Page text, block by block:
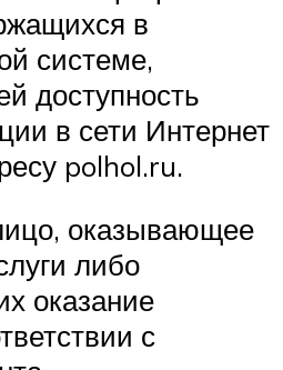
в
системе,
доступность
в сети Интернет
polhol.ru.
оказывающее
либо
оказание
с